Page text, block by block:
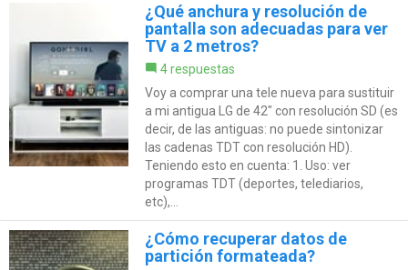
¿Qué anchura y resolución de
pantalla son adecuadas para ver
TV a 2 metros?
4 respuestas
Voy a comprar una tele nueva para sustituir
a mi antigua LG de 42" con resolución SD (es
decir, de las antiguas: no puede sintonizar
las cadenas TDT con resolución HD).
Teniendo esto en cuenta: 1. Uso: ver
programas TDT (deportes, telediarios,
etc),...
¿Cómo recuperar datos de
partición formateada?